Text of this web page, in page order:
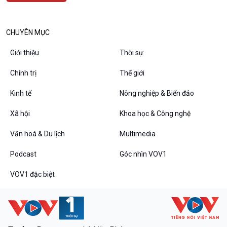
Podcast
Góc nhìn VOV1
10 phút Sự kiện - Luận bàn
Câu chuyện thời sự
Đối thoại
Chuyện đêm
VOV1 đặc biệt
CHUYÊN MỤC
Giới thiệu Thời sự
Chính trị Thế giới
Kinh tế Nông nghiệp & Biển đảo
Xã hội Khoa học & Công nghệ
Văn hoá & Du lịch Multimedia
Podcast Góc nhìn VOV1
VOV1 đặc biệt